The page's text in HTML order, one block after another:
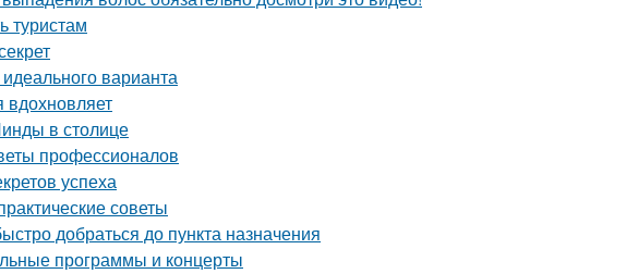
туристам
варианта
вдохновляет
в столице
профессионалов
успеха
советы
добраться до пункта назначения
программы и концерты